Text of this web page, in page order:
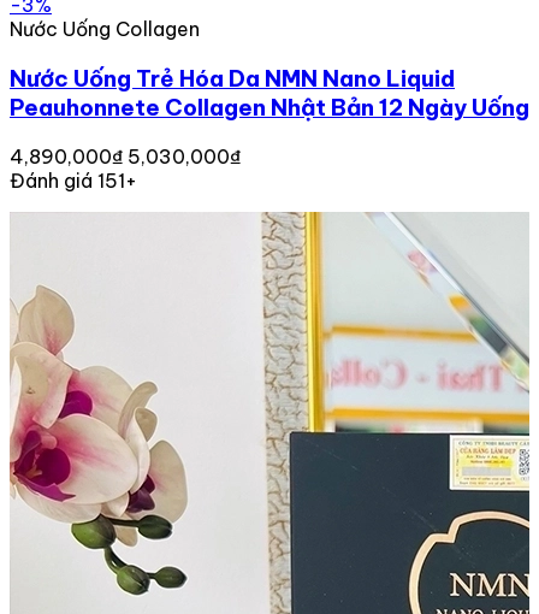
-3%
Nước Uống Collagen
Nước Uống Trẻ Hóa Da NMN Nano Liquid
Peauhonnete Collagen Nhật Bản 12 Ngày Uống
4,890,000₫ 5,030,000₫
Đánh giá 151+